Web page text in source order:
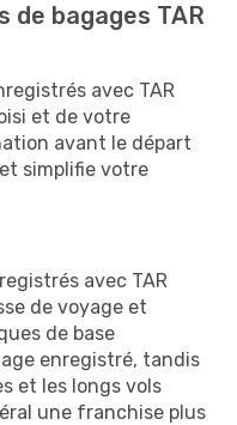
bagages TAR
avec TAR
et de votre
avant le départ
simplifie votre
avec TAR
de voyage et
de base
enregistré, tandis
et les longs vols
une franchise plus